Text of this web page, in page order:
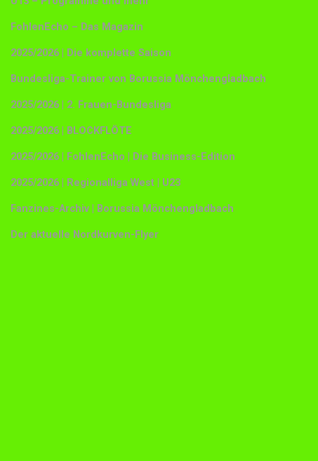
FohlenEcho – Das Magazin
2025/2026 | Die komplette Saison
Bundesliga-Trainer von Borussia Mönchengladbach
2025/2026 | 2. Frauen-Bundesliga
2025/2026 | BLOCKFLÖTE
2025/2026 | FohlenEcho | Die Business-Edition
2025/2026 | Regionalliga West | U23
Fanzines-Archiv | Borussia Mönchengladbach
Der aktuelle Nordkurven-Flyer